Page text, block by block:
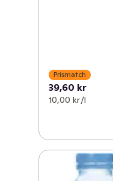
Prismatch
39,60 kr
10,00 kr /l